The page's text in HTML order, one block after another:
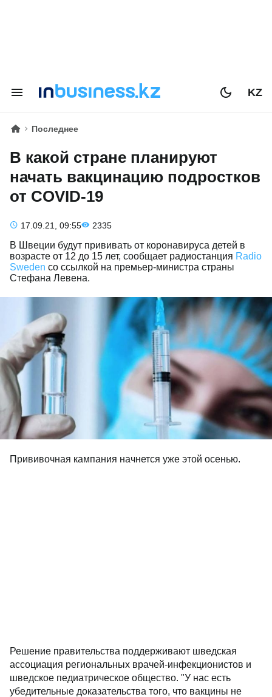
KZ
Последнее
В какой стране планируют
начать вакцинацию подростков
от COVID-19
17.09.21, 09:55 2335
В Швеции будут прививать от коронавируса детей в
возрасте от 12 до 15 лет, сообщает радиостанция Radio
Sweden со ссылкой на премьер-министра страны
Стефана Левена.
Прививочная кампания начнется уже этой осенью.
Решение правительства поддерживают шведская
ассоциация региональных врачей-инфекционистов и
шведское педиатрическое общество. "У нас есть
убедительные доказательства того, что вакцины не